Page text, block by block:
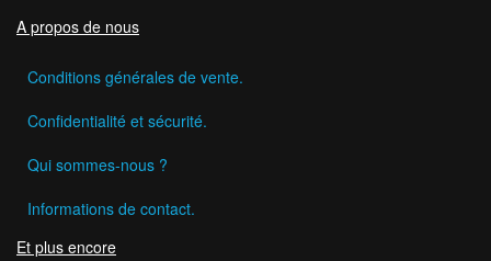
A propos de nous
Conditions générales de vente.
Confidentialité et sécurité.
Qui sommes-nous ?
Informations de contact.
Et plus encore